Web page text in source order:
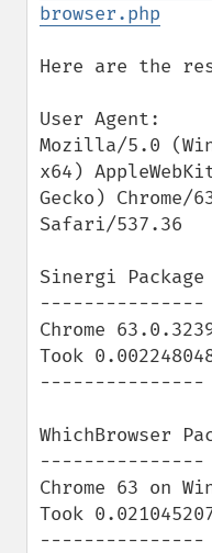
browser.php
Here are the
User Agent:
Mozilla/5.0
x64)
Gecko) Chrome/
Safari/537.36
Sinergi Package
---------------
Chrome
Took
---------------
WhichBrowser
---------------
Chrome 63 on
Took
---------------